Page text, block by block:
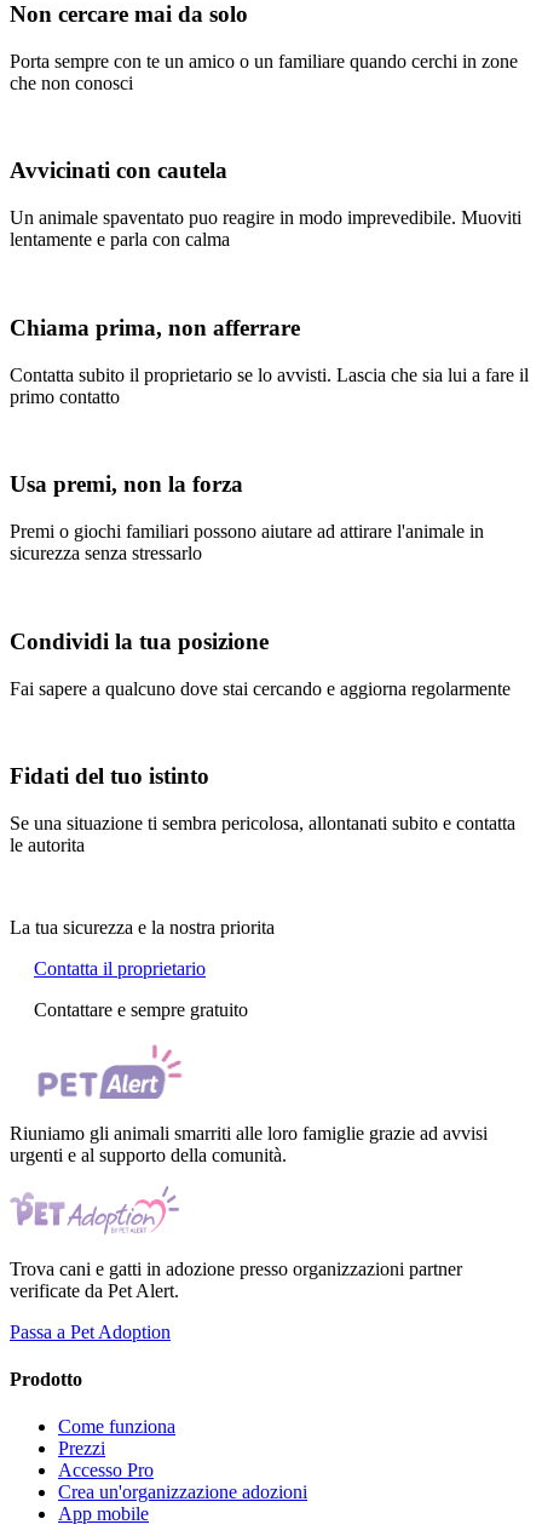
Non cercare mai da solo
Porta sempre con te un amico o un familiare quando cerchi in zone
che non conosci
Avvicinati con cautela
Un animale spaventato puo reagire in modo imprevedibile. Muoviti
lentamente e parla con calma
Chiama prima, non afferrare
Contatta subito il proprietario se lo avvisti. Lascia che sia lui a fare il
primo contatto
Usa premi, non la forza
Premi o giochi familiari possono aiutare ad attirare l'animale in
sicurezza senza stressarlo
Condividi la tua posizione
Fai sapere a qualcuno dove stai cercando e aggiorna regolarmente
Fidati del tuo istinto
Se una situazione ti sembra pericolosa, allontanati subito e contatta
le autorita
La tua sicurezza e la nostra priorita
Contatta il proprietario
Contattare e sempre gratuito
Riuniamo gli animali smarriti alle loro famiglie grazie ad avvisi
urgenti e al supporto della comunità.
Trova cani e gatti in adozione presso organizzazioni partner
verificate da Pet Alert.
Passa a Pet Adoption
Prodotto
Come funziona
Prezzi
Accesso Pro
Crea un'organizzazione adozioni
App mobile